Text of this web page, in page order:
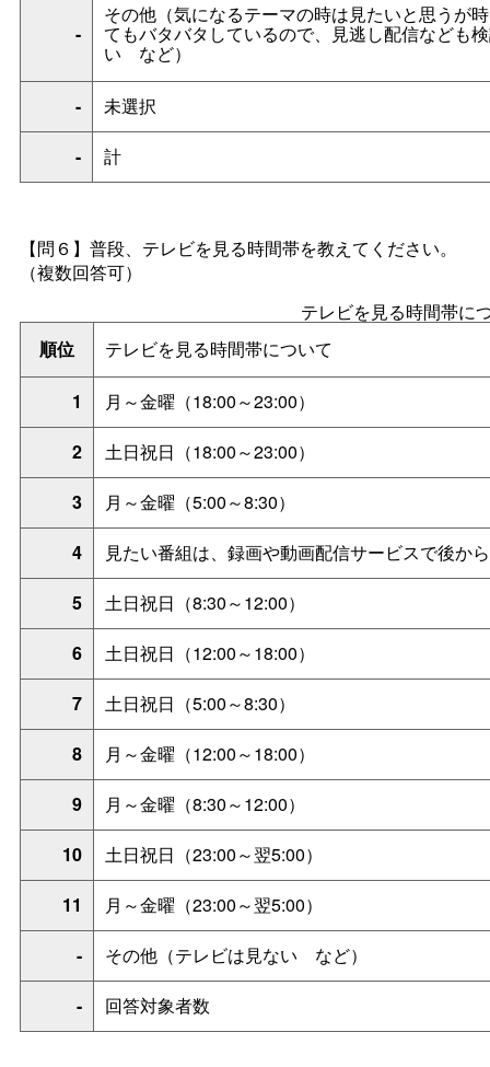
-
その他（気になるテーマの時は見たいと思うが
てもバタバタしているので、見逃し配信なども
い など）
-
未選択
-
計
【問６】普段、テレビを見る時間帯を教えてください。
（複数回答可）
テレビを見る時間帯に
順位
テレビを見る時間帯について
1
月～金曜（18:00～23:00）
2
土日祝日（18:00～23:00）
3
月～金曜（5:00～8:30）
4
見たい番組は、録画や動画配信サービスで後か
5
土日祝日（8:30～12:00）
6
土日祝日（12:00～18:00）
7
土日祝日（5:00～8:30）
8
月～金曜（12:00～18:00）
9
月～金曜（8:30～12:00）
10
土日祝日（23:00～翌5:00）
11
月～金曜（23:00～翌5:00）
-
その他（テレビは見ない など）
-
回答対象者数